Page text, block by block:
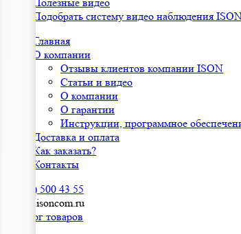
Подобрать систему видео наблюдения
Главная
О компании
Отзывы клиентов компании ISON
Статьи и видео
О компании
О гарантии
Инструкции, программное
Доставка и оплата
Как заказать?
Контакты
8 (800) 500 43 55
sales@isoncom.ru
Каталог товаров